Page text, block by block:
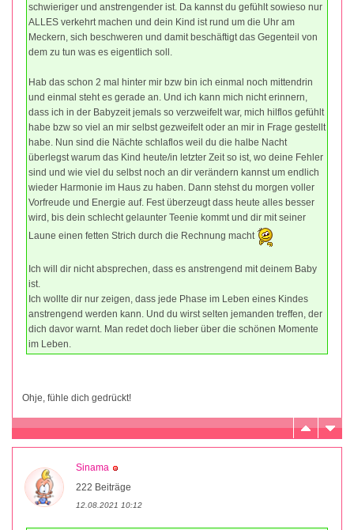
schwieriger und anstrengender ist. Da kannst du gefühlt sowieso nur
ALLES verkehrt machen und dein Kind ist rund um die Uhr am
Meckern, sich beschweren und damit beschäftigt das Gegenteil von
dem zu tun was es eigentlich soll.
Hab das schon 2 mal hinter mir bzw bin ich einmal noch mittendrin
und einmal steht es gerade an. Und ich kann mich nicht erinnern,
dass ich in der Babyzeit jemals so verzweifelt war, mich hilflos gefühlt
habe bzw so viel an mir selbst gezweifelt oder an mir in Frage gestellt
habe. Nun sind die Nächte schlaflos weil du die halbe Nacht
überlegst warum das Kind heute/in letzter Zeit so ist, wo deine Fehler
sind und wie viel du selbst noch an dir verändern kannst um endlich
wieder Harmonie im Haus zu haben. Dann stehst du morgen voller
Vorfreude und Energie auf. Fest überzeugt dass heute alles besser
wird, bis dein schlecht gelaunter Teenie kommt und dir mit seiner
Laune einen fetten Strich durch die Rechnung macht
Ich will dir nicht absprechen, dass es anstrengend mit deinem Baby
ist.
Ich wollte dir nur zeigen, dass jede Phase im Leben eines Kindes
anstrengend werden kann. Und du wirst selten jemanden treffen, der
dich davor warnt. Man redet doch lieber über die schönen Momente
im Leben.
Ohje, fühle dich gedrückt!
Sinama
222 Beiträge
12.08.2021 10:12